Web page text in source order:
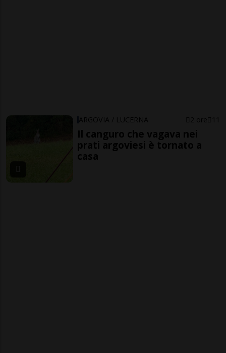
ARGOVIA / LUCERNA 2 ore 11
Il canguro che vagava nei
prati argoviesi è tornato a
casa